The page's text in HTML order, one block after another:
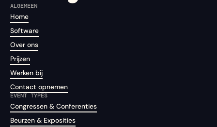
ALGEMEEN
Home
Software
Over ons
Prijzen
Werken bij
Contact opnemen
EVENT TYPES
Congressen & Conferenties
Beurzen & Exposities